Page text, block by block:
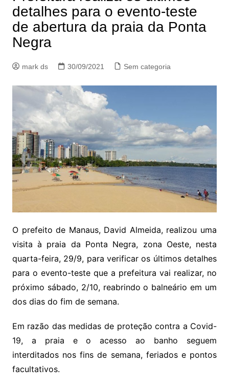
detalhes para o evento-teste
de abertura da praia da Ponta
Negra
mark ds 30/09/2021 Sem categoria
O prefeito de Manaus, David Almeida, realizou uma
visita à praia da Ponta Negra, zona Oeste, nesta
quarta-feira, 29/9, para verificar os últimos detalhes
para o evento-teste que a prefeitura vai realizar, no
próximo sábado, 2/10, reabrindo o balneário em um
dos dias do fim de semana.
Em razão das medidas de proteção contra a Covid-
19, a praia e o acesso ao banho seguem
interditados nos fins de semana, feriados e pontos
facultativos.